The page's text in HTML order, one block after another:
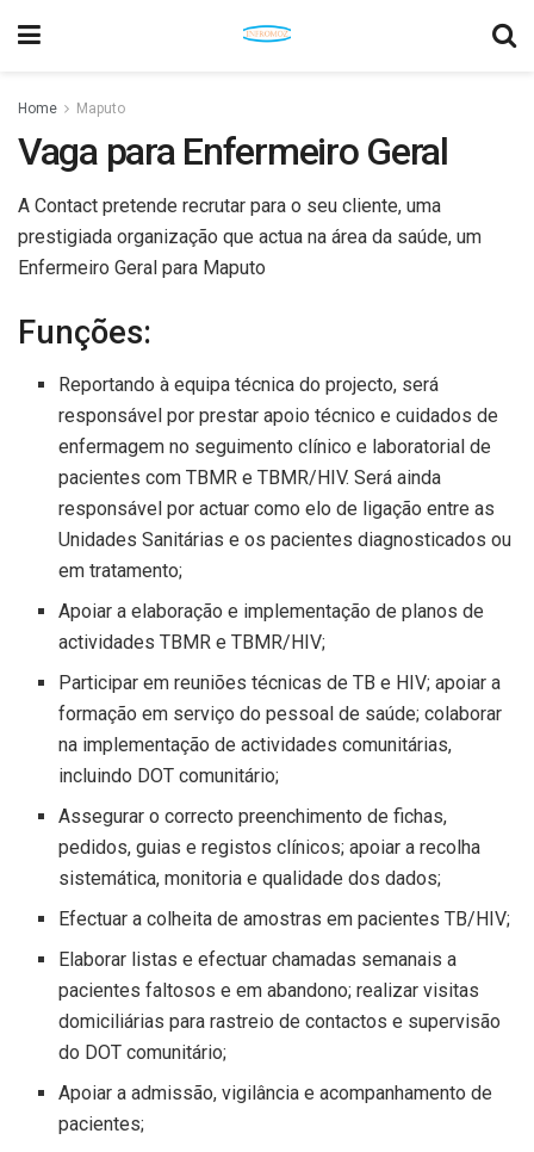
Home Maputo
Vaga para Enfermeiro Geral
A Contact pretende recrutar para o seu cliente, uma
prestigiada organização que actua na área da saúde, um
Enfermeiro Geral para Maputo
Funções:
Reportando à equipa técnica do projecto, será
responsável por prestar apoio técnico e cuidados de
enfermagem no seguimento clínico e laboratorial de
pacientes com TBMR e TBMR/HIV. Será ainda
responsável por actuar como elo de ligação entre as
Unidades Sanitárias e os pacientes diagnosticados ou
em tratamento;
Apoiar a elaboração e implementação de planos de
actividades TBMR e TBMR/HIV;
Participar em reuniões técnicas de TB e HIV; apoiar a
formação em serviço do pessoal de saúde; colaborar
na implementação de actividades comunitárias,
incluindo DOT comunitário;
Assegurar o correcto preenchimento de fichas,
pedidos, guias e registos clínicos; apoiar a recolha
sistemática, monitoria e qualidade dos dados;
Efectuar a colheita de amostras em pacientes TB/HIV;
Elaborar listas e efectuar chamadas semanais a
pacientes faltosos e em abandono; realizar visitas
domiciliárias para rastreio de contactos e supervisão
do DOT comunitário;
Apoiar a admissão, vigilância e acompanhamento de
pacientes;